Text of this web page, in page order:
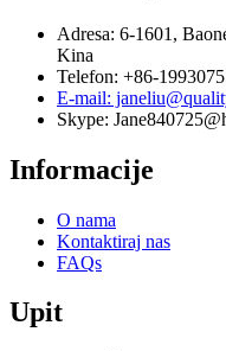
Adresa: 6-1601,
Kina
Telefon: +86-
E-mail:
Skype:
Informacije
O nama
Kontaktiraj nas
FAQs
Upit